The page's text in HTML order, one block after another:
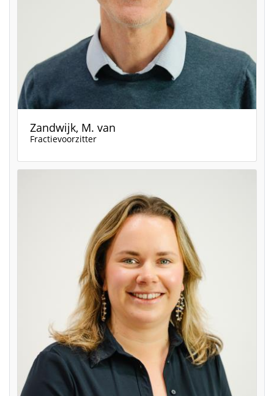
Zandwijk, M. van
Fractievoorzitter